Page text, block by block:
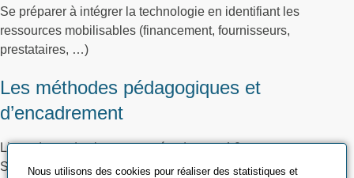
Se préparer à intégrer la technologie en identifiant les
ressources mobilisables (financement, fournisseurs,
prestataires, …)
Les méthodes pédagogiques et
d’encadrement
Ligne de production connectée, de type 4.0
Supervision
Nous utilisons des cookies pour réaliser des statistiques et